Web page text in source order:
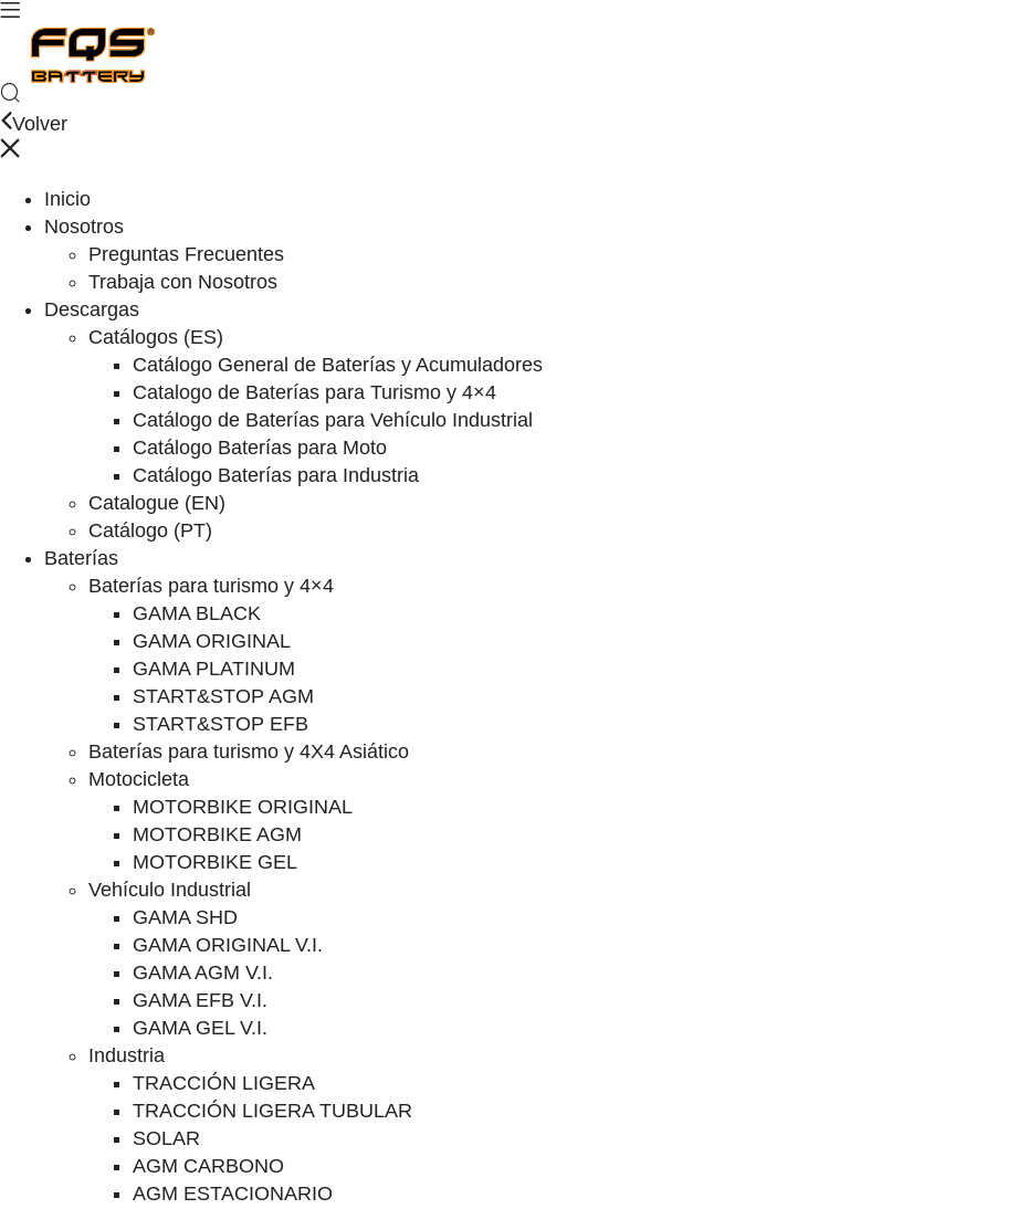
Volver
Inicio
Nosotros
Preguntas Frecuentes
Trabaja con Nosotros
Descargas
Catálogos (ES)
Catálogo General de Baterías y Acumuladores
Catalogo de Baterías para Turismo y 4×4
Catálogo de Baterías para Vehículo Industrial
Catálogo Baterías para Moto
Catálogo Baterías para Industria
Catalogue (EN)
Catálogo (PT)
Baterías
Baterías para turismo y 4×4
GAMA BLACK
GAMA ORIGINAL
GAMA PLATINUM
START&STOP AGM
START&STOP EFB
Baterías para turismo y 4X4 Asiático
Motocicleta
MOTORBIKE ORIGINAL
MOTORBIKE AGM
MOTORBIKE GEL
Vehículo Industrial
GAMA SHD
GAMA ORIGINAL V.I.
GAMA AGM V.I.
GAMA EFB V.I.
GAMA GEL V.I.
Industria
TRACCIÓN LIGERA
TRACCIÓN LIGERA TUBULAR
SOLAR
AGM CARBONO
AGM ESTACIONARIO